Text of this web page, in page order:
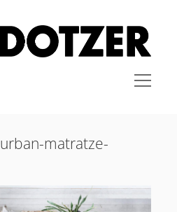
open
menu
matratze-